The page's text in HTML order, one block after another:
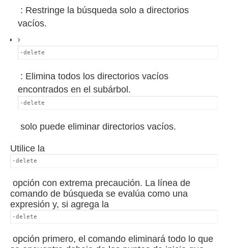
: Restringe la búsqueda solo a directorios
vacíos.
-delete
: Elimina todos los directorios vacíos
encontrados en el subárbol.
-delete
solo puede eliminar directorios vacíos.
Utilice la
-delete
opción con extrema precaución. La línea de
comando de búsqueda se evalúa como una
expresión y, si agrega la
-delete
opción primero, el comando eliminará todo lo que